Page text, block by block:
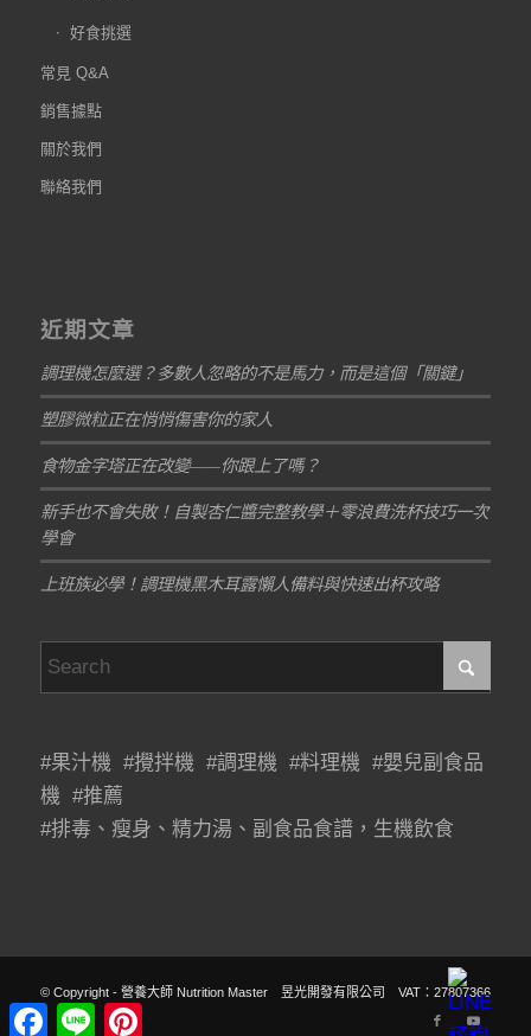
好食挑選
常見 Q&A
銷售據點
關於我們
聯絡我們
近期文章
調理機怎麼選？多數人忽略的不是馬力，而是這個「關鍵」
塑膠微粒正在悄悄傷害你的家人
食物金字塔正在改變——你跟上了嗎？
新手也不會失敗！自製杏仁醬完整教學＋零浪費洗杯技巧一次
學會
上班族必學！調理機黑木耳露懶人備料與快速出杯攻略
#果汁機 #攪拌機 #調理機 #料理機 #嬰兒副食品
機 #推薦
#排毒、瘦身、精力湯、副食品食譜，生機飲食
© Copyright - 營養大師 Nutrition Master 昱光開發有限公司 VAT：27807366
Facebook
Line